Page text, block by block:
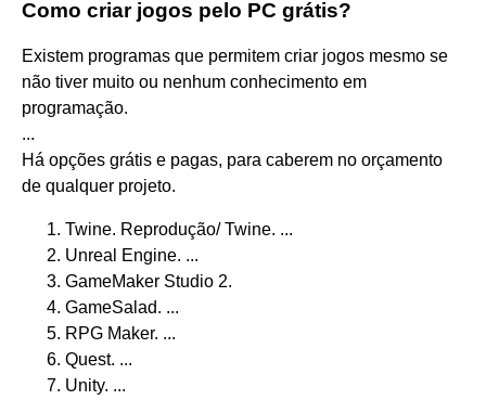
Como criar jogos pelo PC grátis?
Existem programas que permitem criar jogos mesmo se
não tiver muito ou nenhum conhecimento em
programação.
...
Há opções grátis e pagas, para caberem no orçamento
de qualquer projeto.
Twine. Reprodução/ Twine. ...
Unreal Engine. ...
GameMaker Studio 2.
GameSalad. ...
RPG Maker. ...
Quest. ...
Unity. ...